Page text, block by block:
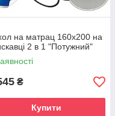
на матрац 160х200 на
2 в 1 "Потужний"
₴
Купити